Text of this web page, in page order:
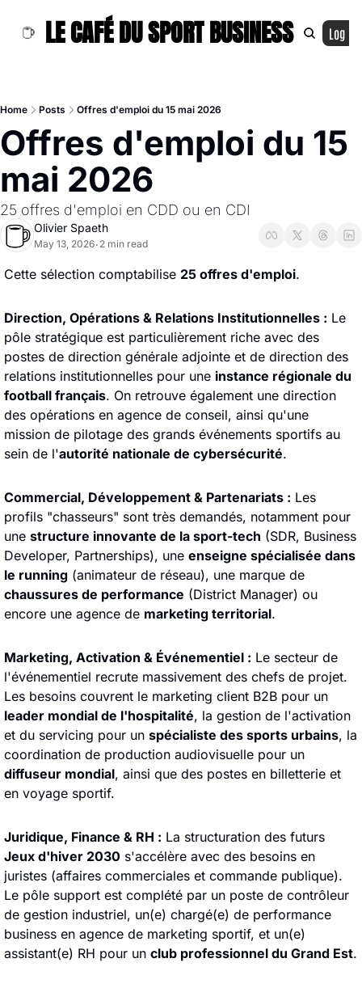
LE CAFÉ DU SPORT BUSINESS Log In
Home Posts Offres d'emploi du 15 mai 2026
Offres d'emploi du 15
mai 2026
25 offres d'emploi en CDD ou en CDI
Olivier Spaeth
May 13, 2026• 2 min read
Cette sélection comptabilise 25 offres d'emploi.
Direction, Opérations & Relations Institutionnelles : Le
pôle stratégique est particulièrement riche avec des
postes de direction générale adjointe et de direction des
relations institutionnelles pour une instance régionale du
football français. On retrouve également une direction
des opérations en agence de conseil, ainsi qu'une
mission de pilotage des grands événements sportifs au
sein de l'autorité nationale de cybersécurité.
Commercial, Développement & Partenariats : Les
profils "chasseurs" sont très demandés, notamment pour
une structure innovante de la sport-tech (SDR, Business
Developer, Partnerships), une enseigne spécialisée dans
le running
chaussures de performance (District Manager) ou
encore une agence de marketing territorial.
Marketing, Activation & Événementiel : Le secteur de
l'événementiel recrute massivement des chefs de projet.
leader mondial de l'hospitalité, la gestion de l'activation
et du servicing pour un spécialiste des sports urbains, la
diffuseur mondial, ainsi que des postes en billetterie et
en voyage sportif.
Juridique, Finance & RH :
Jeux d'hiver 2030 s'accélère avec des besoins en
juristes (affaires commerciales et commande publique).
Le pôle support est complété par un poste de contrôleur
de gestion industriel, un(e) chargé(e) de performance
business en agence de marketing sportif, et un(e)
assistant(e) RH pour un club professionnel du Grand Est.